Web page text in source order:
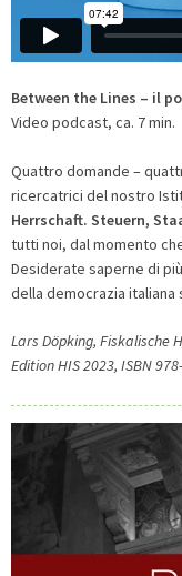
Between the Lines – il
Video podcast, ca. 7 min.
Quattro domande –
ricercatrici del nostro
Herrschaft. Steuern,
tutti noi, dal momento
Desiderate saperne di
della democrazia
Lars Döpking, Fiskalische
Edition HIS 2023, ISBN